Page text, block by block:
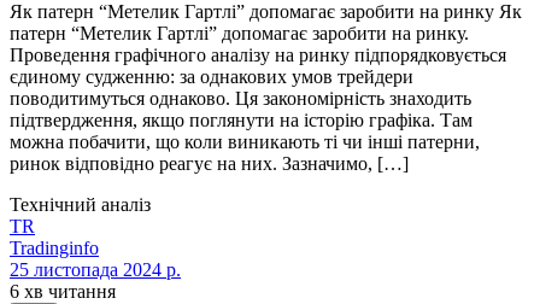
Як патерн “Метелик Гартлі” допомагає заробити на ринку Як
патерн “Метелик Гартлі” допомагає заробити на ринку.
Проведення графічного аналізу на ринку підпорядковується
єдиному судженню: за однакових умов трейдери
поводитимуться однаково. Ця закономірність знаходить
підтвердження, якщо поглянути на історію графіка. Там
можна побачити, що коли виникають ті чи інші патерни,
ринок відповідно реагує на них. Зазначимо, […]
Технічний аналіз
TR
Tradinginfo
25 листопада 2024 р.
6 хв читання